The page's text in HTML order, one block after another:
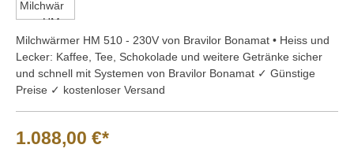
Milchwärmer HM 510 - 230V von Bravilor Bonamat • Heiss und
Lecker: Kaffee, Tee, Schokolade und weitere Getränke sicher
und schnell mit Systemen von Bravilor Bonamat ✓ Günstige
Preise ✓ kostenloser Versand
1.088,00 €*